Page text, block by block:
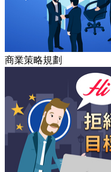
商業策略規劃